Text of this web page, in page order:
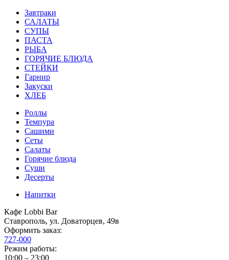
Завтраки
САЛАТЫ
СУПЫ
ПАСТА
РЫБА
ГОРЯЧИЕ БЛЮДА
СТЕЙКИ
Гарнир
Закуски
ХЛЕБ
Роллы
Темпура
Сашими
Сеты
Салаты
Горячие блюда
Суши
Десерты
Напитки
Кафе Lobbi Bar
Ставрополь, ул. Доваторцев, 49в
Оформить заказ:
727-000
Режим работы:
10:00 – 23:00